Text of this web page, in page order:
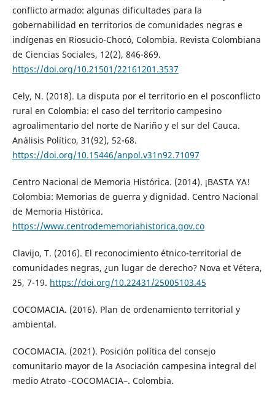
conflicto armado: algunas dificultades para la
gobernabilidad en territorios de comunidades negras e
indígenas en Riosucio-Chocó, Colombia. Revista Colombiana
de Ciencias Sociales, 12(2), 846-869.
https://doi.org/10.21501/22161201.3537
Cely, N. (2018). La disputa por el territorio en el posconflicto
rural en Colombia: el caso del territorio campesino
agroalimentario del norte de Nariño y el sur del Cauca.
Análisis Político, 31(92), 52-68.
https://doi.org/10.15446/anpol.v31n92.71097
Centro Nacional de Memoria Histórica. (2014). ¡BASTA YA!
Colombia: Memorias de guerra y dignidad. Centro Nacional
de Memoria Histórica.
https://www.centrodememoriahistorica.gov.co
Clavijo, T. (2016). El reconocimiento étnico-territorial de
comunidades negras, ¿un lugar de derecho? Nova et Vétera,
25, 7-19. https://doi.org/10.22431/25005103.45
COCOMACIA. (2016). Plan de ordenamiento territorial y
ambiental.
COCOMACIA. (2021). Posición política del consejo
comunitario mayor de la Asociación campesina integral del
medio Atrato -COCOMACIA–. Colombia.